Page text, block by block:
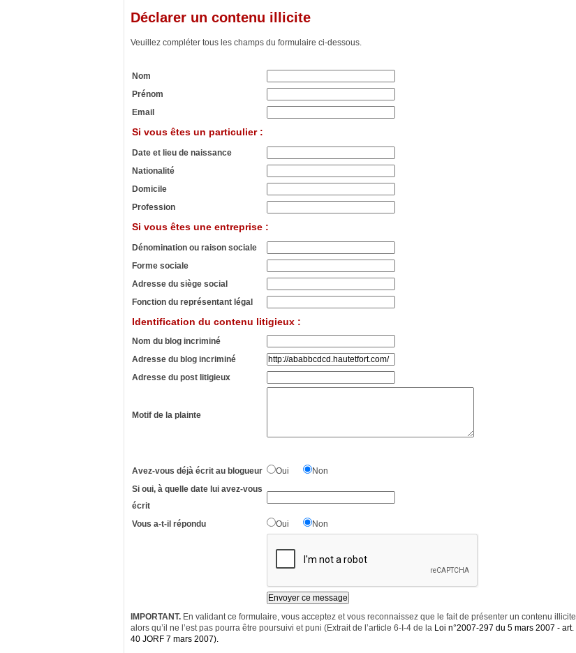
Déclarer un contenu illicite
Veuillez compléter tous les champs du formulaire ci-dessous.
Nom
Prénom
Email
Si vous êtes un particulier :
Date et lieu de naissance
Nationalité
Domicile
Profession
Si vous êtes une entreprise :
Dénomination ou raison sociale
Forme sociale
Adresse du siège social
Fonction du représentant légal
Identification du contenu litigieux :
Nom du blog incriminé
Adresse du blog incriminé
Adresse du post litigieux
Motif de la plainte
Avez-vous déjà écrit au blogueur Oui
Non
Si oui, à quelle date lui avez-vous
écrit
Vous a-t-il répondu
Oui Non
IMPORTANT. En validant ce formulaire, vous acceptez et vous reconnaissez que le fait de présenter un contenu illicite
alors qu’il ne l’est pas pourra être poursuivi et puni (Extrait de l’article 6-I-4 de la Loi n°2007-297 du 5 mars 2007 - art.
40 JORF 7 mars 2007).